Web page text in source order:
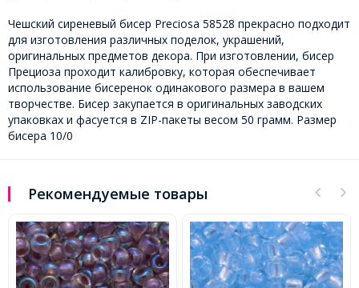
Чешский сиреневый бисер Preciosa 58528 прекрасно подходит
для изготовления различных поделок, украшений,
оригинальных предметов декора. При изготовлении, бисер
Прециоза проходит калибровку, которая обеспечивает
использование бисеренок одинакового размера в вашем
творчестве. Бисер закупается в оригинальных заводских
упаковках и фасуется в ZIP-пакеты весом 50 грамм. Размер
бисера 10/0
Рекомендуемые товары